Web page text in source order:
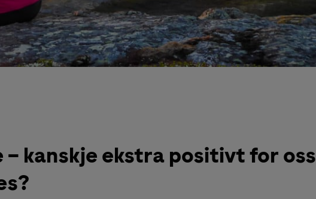
kanskje ekstra positivt for oss